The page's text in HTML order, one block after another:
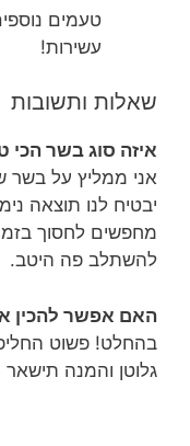
טעמים
עשירות!
שאלות ותשובות
איזה סוג בשר
אני ממליץ על בשר
יבטיח לנו תוצאה
מחפשים לחסוך
להשתלב פה היטב.
האם אפשר להכין
בהחלט! פשוט
גלוטן והמנה